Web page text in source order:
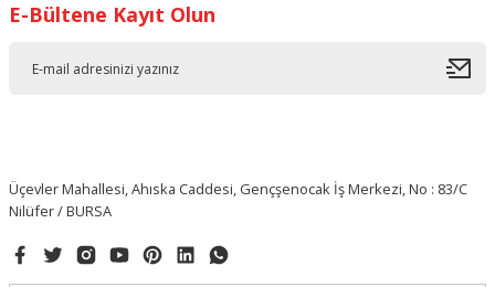
HAFELE
E-Bültene Kayıt Olun
Üçevler Mahallesi, Ahıska Caddesi, Gençşenocak İş Merkezi, No : 83/C
Nilüfer / BURSA